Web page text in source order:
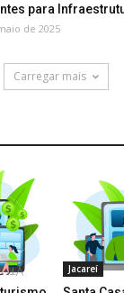
para
de 2025
Carregar mais
Jacareí